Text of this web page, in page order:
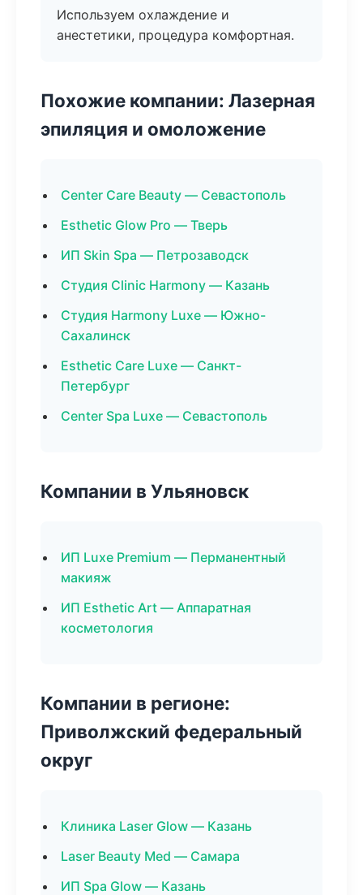
Используем охлаждение и
анестетики, процедура комфортная.
Похожие компании: Лазерная
эпиляция и омоложение
Center Care Beauty — Севастополь
Esthetic Glow Pro — Тверь
ИП Skin Spa — Петрозаводск
Студия Clinic Harmony — Казань
Студия Harmony Luxe — Южно-
Сахалинск
Esthetic Care Luxe — Санкт-
Петербург
Center Spa Luxe — Севастополь
Компании в Ульяновск
ИП Luxe Premium — Перманентный
макияж
ИП Esthetic Art — Аппаратная
косметология
Компании в регионе:
Приволжский федеральный
округ
Клиника Laser Glow — Казань
Laser Beauty Med — Самара
ИП Spa Glow — Казань